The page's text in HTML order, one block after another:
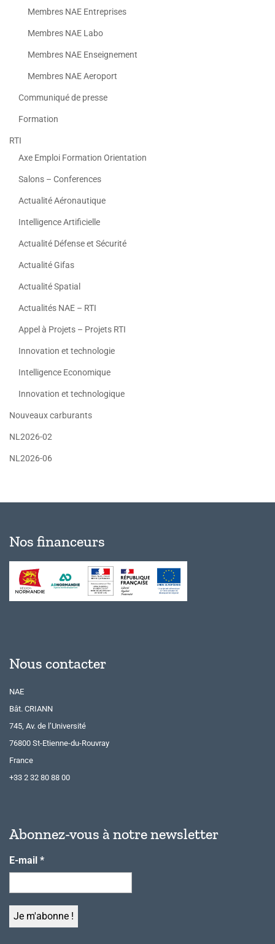
Membres NAE Entreprises
Membres NAE Labo
Membres NAE Enseignement
Membres NAE Aeroport
Communiqué de presse
Formation
RTI
Axe Emploi Formation Orientation
Salons – Conferences
Actualité Aéronautique
Intelligence Artificielle
Actualité Défense et Sécurité
Actualité Gifas
Actualité Spatial
Actualités NAE – RTI
Appel à Projets – Projets RTI
Innovation et technologie
Intelligence Economique
Innovation et technologique
Nouveaux carburants
NL2026-02
NL2026-06
Nos financeurs
Nous contacter
NAE
Bât. CRIANN
745, Av. de l’Université
76800 St-Etienne-du-Rouvray
France
+33 2 32 80 88 00
Abonnez-vous à notre newsletter
E-mail *